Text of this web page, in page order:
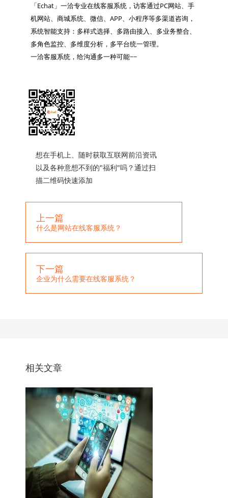
「Echat」一洽专业在线客服系统，访客通过PC网站、手
机网站、商城系统、微信、APP、小程序等多渠道咨询，
系统智能支持：多样式选择、多路由接入、多业务整合、
多角色监控、多维度分析，多平台统一管理。
一洽客服系统，给沟通多一种可能~~
想在手机上、随时获取互联网前沿资讯
以及各种意想不到的"福利"吗？通过扫
描二维码快速添加
上一篇
什么是网站在线客服系统？
下一篇
企业为什么需要在线客服系统？
相关文章